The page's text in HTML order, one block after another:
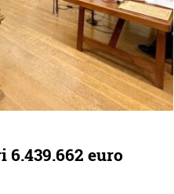
euro